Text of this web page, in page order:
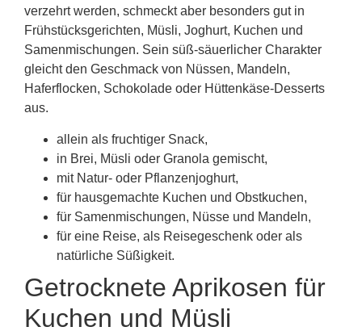
verzehrt werden, schmeckt aber besonders gut in
Frühstücksgerichten, Müsli, Joghurt, Kuchen und
Samenmischungen. Sein süß-säuerlicher Charakter
gleicht den Geschmack von Nüssen, Mandeln,
Haferflocken, Schokolade oder Hüttenkäse-Desserts
aus.
allein als fruchtiger Snack,
in Brei, Müsli oder Granola gemischt,
mit Natur- oder Pflanzenjoghurt,
für hausgemachte Kuchen und Obstkuchen,
für Samenmischungen, Nüsse und Mandeln,
für eine Reise, als Reisegeschenk oder als
natürliche Süßigkeit.
Getrocknete Aprikosen für
Kuchen und Müsli